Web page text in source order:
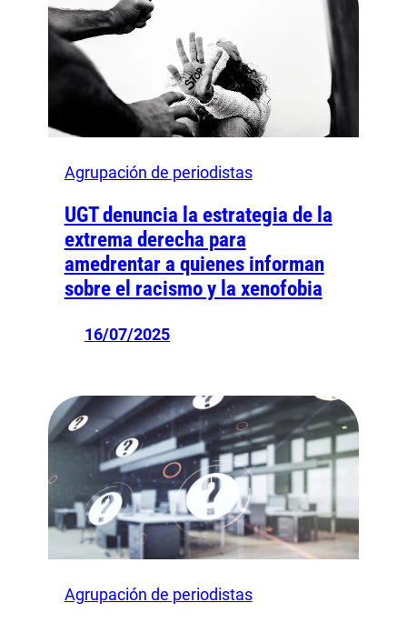
Agrupación de periodistas
UGT denuncia la estrategia de la
extrema derecha para
amedrentar a quienes informan
sobre el racismo y la xenofobia
16/07/2025
Agrupación de periodistas